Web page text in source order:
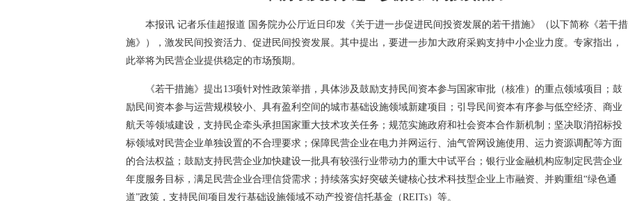
本报讯 记者乐佳超报道 国务院办公厅近日印发《关于进一步促进民间投资发展的若干措施》（以下简称《若干措
施》），激发民间投资活力、促进民间投资发展。其中提出，要进一步加大政府采购支持中小企业力度。专家指出，
此举将为民营企业提供稳定的市场预期。
《若干措施》提出13项针对性政策举措，具体涉及鼓励支持民间资本参与国家审批（核准）的重点领域项目；鼓
励民间资本参与运营规模较小、具有盈利空间的城市基础设施领域新建项目；引导民间资本有序参与低空经济、商业
航天等领域建设，支持民企牵头承担国家重大技术攻关任务；规范实施政府和社会资本合作新机制；坚决取消招标投
标领域对民营企业单独设置的不合理要求；保障民营企业在电力并网运行、油气管网设施使用、运力资源调配等方面
的合法权益；鼓励支持民营企业加快建设一批具有较强行业带动力的重大中试平台；银行业金融机构应制定民营企业
年度服务目标，满足民营企业合理信贷需求；持续落实好突破关键核心技术科技型企业上市融资、并购重组“绿色通
道”政策，支持民间项目发行基础设施领域不动产投资信托基金（REITs）等。